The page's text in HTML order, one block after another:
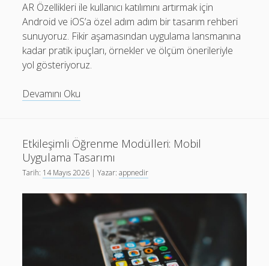
AR Özellikleri ile kullanıcı katılımını artırmak için
Android ve iOS’a özel adım adım bir tasarım rehberi
sunuyoruz. Fikir aşamasından uygulama lansmanına
kadar pratik ipuçları, örnekler ve ölçüm önerileriyle
yol gösteriyoruz.
Devamını Oku
Uygulamalarda
AR
Özellikleri
Tasarımı
Etkileşimli Öğrenme Modülleri: Mobil
Uygulama Tasarımı
Tarih: 14 Mayıs 2026 | Yazar:appnedir